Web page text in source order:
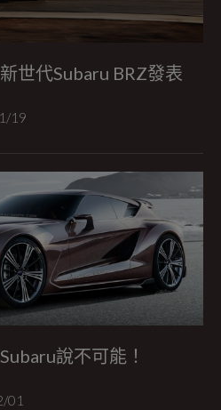
世代Subaru BRZ發表
19
說不可能！
01